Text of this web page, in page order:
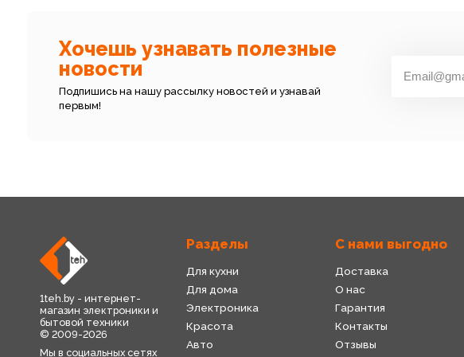
Хочешь узнавать полезные
новости
Подпишись на нашу рассылку новостей и узнавай
первым!
1teh.by - интернет-
магазин электроники и
бытовой техники
© 2009-2026
Мы в социальных сетях
Разделы
Для кухни
Для дома
Электроника
Красота
Авто
С нами выгодно
Доставка
О нас
Гарантия
Контакты
Отзывы